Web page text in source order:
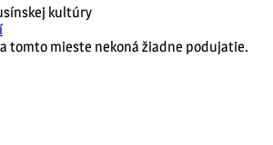
kultúry
tomto mieste nekoná žiadne podujatie.